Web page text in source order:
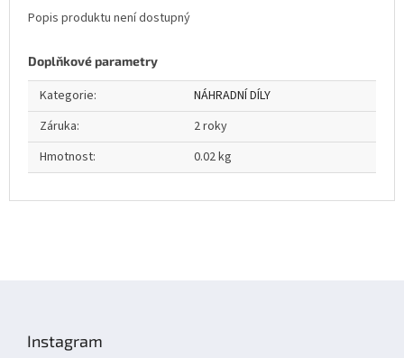
Popis produktu není dostupný
Doplňkové parametry
Kategorie:
NÁHRADNÍ DÍLY
Záruka:
2 roky
Hmotnost: 0.02 kg
Instagram